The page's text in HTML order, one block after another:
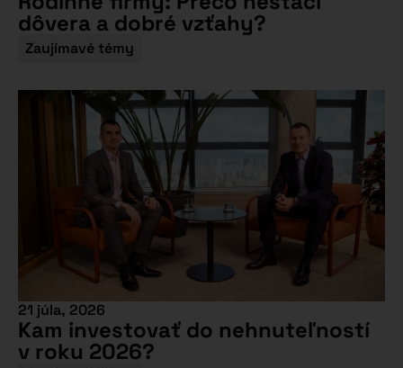
dôvera a dobré vzťahy?
Zaujímavé témy
21 júla, 2026
Kam investovať do nehnuteľností
v roku 2026?